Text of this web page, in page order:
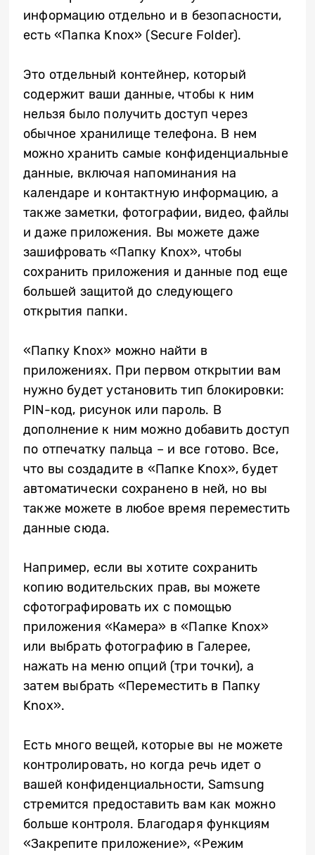
информацию отдельно и в безопасности,
есть «Папка Knox» (Secure Folder).
Это отдельный контейнер, который
содержит ваши данные, чтобы к ним
нельзя было получить доступ через
обычное хранилище телефона. В нем
можно хранить самые конфиденциальные
данные, включая напоминания на
календаре и контактную информацию, а
также заметки, фотографии, видео, файлы
и даже приложения. Вы можете даже
зашифровать «Папку Knox», чтобы
сохранить приложения и данные под еще
большей защитой до следующего
открытия папки.
«Папку Knox» можно найти в
приложениях. При первом открытии вам
нужно будет установить тип блокировки:
PIN-код, рисунок или пароль. В
дополнение к ним можно добавить доступ
по отпечатку пальца – и все готово. Все,
что вы создадите в «Папке Knox», будет
автоматически сохранено в ней, но вы
также можете в любое время переместить
данные сюда.
Например, если вы хотите сохранить
копию водительских прав, вы можете
сфотографировать их с помощью
приложения «Камера» в «Папке Knox»
или выбрать фотографию в Галерее,
нажать на меню опций (три точки), а
затем выбрать «Переместить в Папку
Knox».
Есть много вещей, которые вы не можете
контролировать, но когда речь идет о
вашей конфиденциальности, Samsung
стремится предоставить вам как можно
больше контроля. Благодаря функциям
«Закрепите приложение», «Режим